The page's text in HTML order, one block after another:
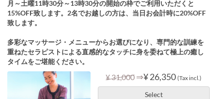
月～土曜11時30分～13時30分の開始の枠でご利用いただくと
15%OFF致します。2名でお越しの方は、当日お会計時に20%OFF
致します。
多彩なマッサージ・メニューからお選びになり、専門的な訓練を
重ねたセラピストによる直感的なタッチに身を委ねて極上の癒し
タイムをご堪能ください。
¥ 31,000 ⇒¥ 26,350 (Tax incl.)
Select